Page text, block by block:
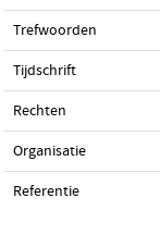
Trefwoorden
Tijdschrift
Rechten
Organisatie
Referentie